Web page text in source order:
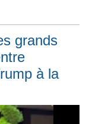
grands
à la